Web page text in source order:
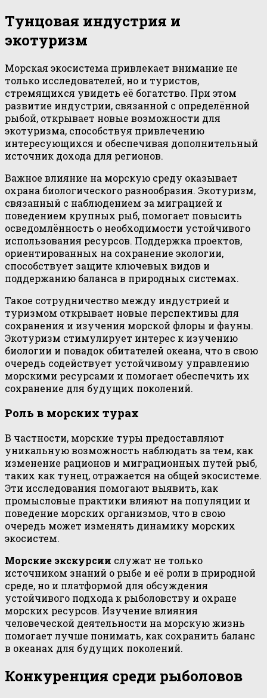
Тунцовая индустрия и
экотуризм
Морская экосистема привлекает внимание не
только исследователей, но и туристов,
стремящихся увидеть её богатство. При этом
развитие индустрии, связанной с определённой
рыбой, открывает новые возможности для
экотуризма, способствуя привлечению
интересующихся и обеспечивая дополнительный
источник дохода для регионов.
Важное влияние на морскую среду оказывает
охрана биологического разнообразия. Экотуризм,
связанный с наблюдением за миграцией и
поведением крупных рыб, помогает повысить
осведомлённость о необходимости устойчивого
использования ресурсов. Поддержка проектов,
ориентированных на сохранение экологии,
способствует защите ключевых видов и
поддержанию баланса в природных системах.
Такое сотрудничество между индустрией и
туризмом открывает новые перспективы для
сохранения и изучения морской флоры и фауны.
Экотуризм стимулирует интерес к изучению
биологии и повадок обитателей океана, что в свою
очередь содействует устойчивому управлению
морскими ресурсами и помогает обеспечить их
сохранение для будущих поколений.
Роль в морских турах
В частности, морские туры предоставляют
уникальную возможность наблюдать за тем, как
изменение рационов и миграционных путей рыб,
таких как тунец, отражается на общей экосистеме.
Эти исследования помогают выявить, как
промысловые практики влияют на популяции и
поведение морских организмов, что в свою
очередь может изменять динамику морских
экосистем.
Морские экскурсии служат не только
источником знаний о рыбе и её роли в природной
среде, но и платформой для обсуждения
устойчивого подхода к рыболовству и охране
морских ресурсов. Изучение влияния
человеческой деятельности на морскую жизнь
помогает лучше понимать, как сохранить баланс
в океанах для будущих поколений.
Конкуренция среди рыболовов